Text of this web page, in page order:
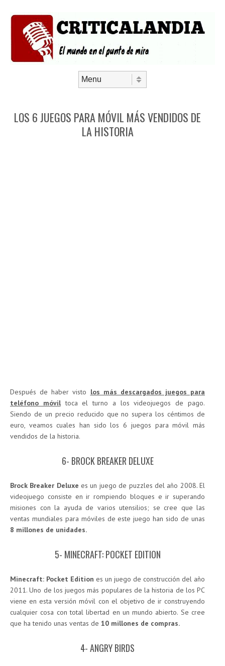
LOS 6 JUEGOS PARA MÓVIL MÁS VENDIDOS DE
LA HISTORIA
Después de haber visto los más descargados juegos para
teléfono móvil toca el turno a los videojuegos de pago.
Siendo de un precio reducido que no supera los céntimos de
euro, veamos cuales han sido los 6 juegos para móvil más
vendidos de la historia.
6- BROCK BREAKER DELUXE
Brock Breaker Deluxe es un juego de puzzles del año 2008. El
videojuego consiste en ir rompiendo bloques e ir superando
misiones con la ayuda de varios utensilios; se cree que las
ventas mundiales para móviles de este juego han sido de unas
8 millones de unidades.
5- MINECRAFT: POCKET EDITION
Minecraft: Pocket Edition es un juego de construcción del año
2011. Uno de los juegos más populares de la historia de los PC
viene en esta versión móvil con el objetivo de ir construyendo
cualquier cosa con total libertad en un mundo abierto. Se cree
que ha tenido unas ventas de 10 millones de compras.
4- ANGRY BIRDS